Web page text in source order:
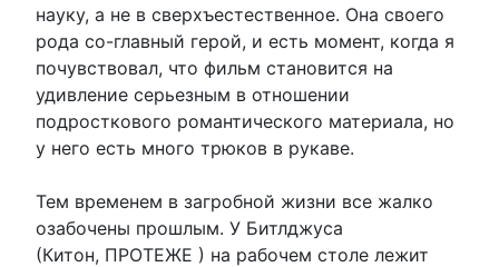
науку, а не в сверхъестественное. Она своего
рода со-главный герой, и есть момент, когда я
почувствовал, что фильм становится на
удивление серьезным в отношении
подросткового романтического материала, но
у него есть много трюков в рукаве.
Тем временем в загробной жизни все жалко
озабочены прошлым. У Битлджуса
(Китон, ПРОТЕЖЕ ) на рабочем столе лежит